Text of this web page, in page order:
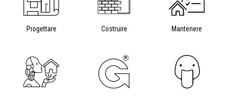
Progettare Costruire Mantenere